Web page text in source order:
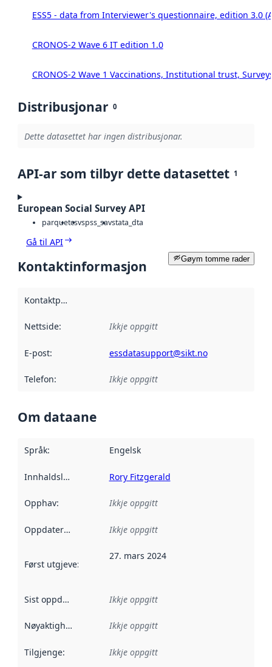
ESS5 - data from Interviewer's questionnaire, edition 3.0
CRONOS-2 Wave 6 IT edition 1.0
CRONOS-2 Wave 1 Vaccinations, Institutional trust,
Distribusjonar 0
Dette datasettet har ingen distribusjonar.
API-ar som tilbyr dette datasettet 1
European Social Survey API
parquetcsvspss_savstata_dta
Gå til API
Gøym tomme rader
Kontaktinformasjon
Kontaktpunkt
Nettside: Ikkje oppgitt
E-post: essdatasupport@sikt.no
Telefon: Ikkje oppgitt
Om dataane
Språk: Engelsk
Innhaldsleverandørar :
Rory Fitzgerald
Opphav: Ikkje oppgitt
Oppdateringsfrekvens :
Ikkje oppgitt
Først utgjeve:
27. mars 2024
Sist oppdatert Ikkje oppgitt
Nøyaktigheit Ikkje oppgitt
Tilgjenge: Ikkje oppgitt